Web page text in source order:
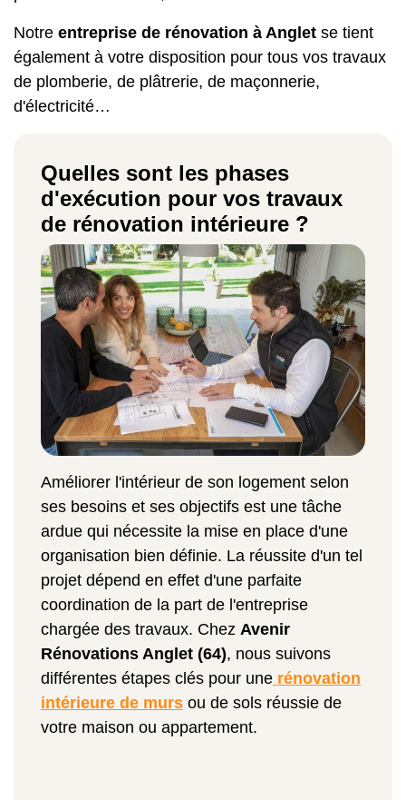
Notre entreprise de rénovation à Anglet se tient
également à votre disposition pour tous vos travaux
de plomberie, de plâtrerie, de maçonnerie,
d'électricité…
Quelles sont les phases
d'exécution pour vos travaux
de rénovation intérieure ?
Améliorer l'intérieur de son logement selon
ses besoins et ses objectifs est une tâche
ardue qui nécessite la mise en place d'une
organisation bien définie. La réussite d'un tel
projet dépend en effet d'une parfaite
coordination de la part de l'entreprise
chargée des travaux. Chez Avenir
Rénovations Anglet (64), nous suivons
différentes étapes clés pour une rénovation
intérieure de murs ou de sols réussie de
votre maison ou appartement.